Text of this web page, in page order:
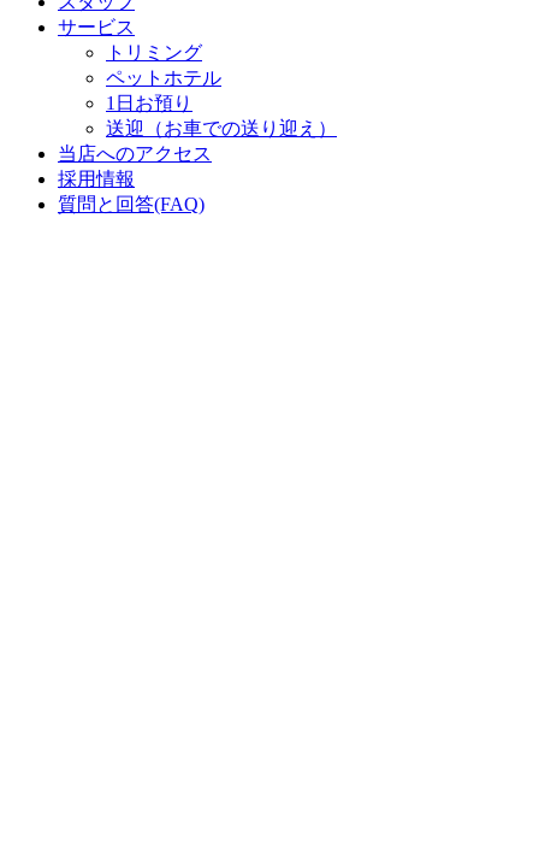
サービス
トリミング
ペットホテル
1日お預り
送迎（お車での送り迎え）
当店へのアクセス
採用情報
質問と回答(FAQ)